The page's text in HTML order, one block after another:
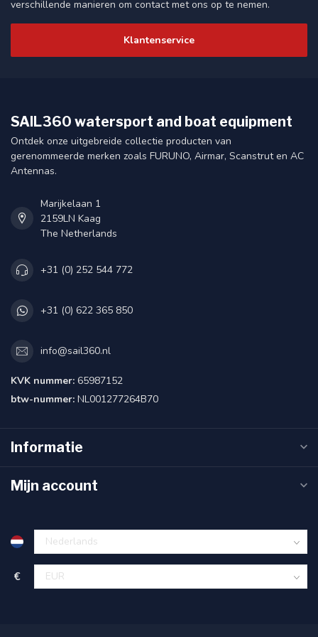
verschillende manieren om contact met ons op te nemen.
Klantenservice
SAIL360 watersport and boat equipment
Ontdek onze uitgebreide collectie producten van
gerenommeerde merken zoals FURUNO, Airmar, Scanstrut en AC
Antennas.
Marijkelaan 1
2159LN Kaag
The Netherlands
+31 (0) 252 544 772
+31 (0) 622 365 850
info@sail360.nl
KVK nummer: 65987152
btw-nummer: NL001277264B70
Informatie
Mijn account
€